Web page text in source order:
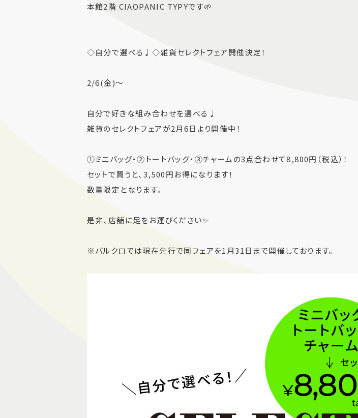
本館2階 CIAOPANIC TYPYです🌱
◇自分で選べる♩◇雑貨セレクトフェア開催決定！
2/6(金)〜
自分で好きな組み合わせを選べる♩
雑貨のセレクトフェアが2月6日より開催中！
①ミニバッグ・②トートバッグ・③チャームの3点合わせて8,800円（税込）！
セットで買うと、3,500円お得になります！
数量限定となります。
是非、店舗に足をお運びください✨
※パルクロでは現在先行で同フェアを1月31日まで開催しております。